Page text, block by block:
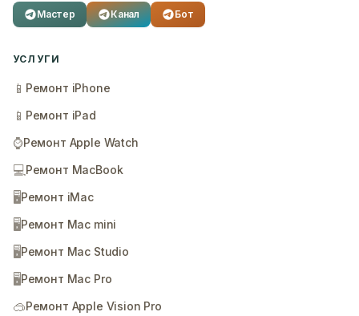
Мастер Канал Бот
УСЛУГИ
📱 Ремонт iPhone
📱 Ремонт iPad
⌚Ремонт Apple Watch
💻Ремонт MacBook
🖥️Ремонт iMac
🖥️Ремонт Mac mini
🖥️Ремонт Mac Studio
🖥️Ремонт Mac Pro
🥽Ремонт Apple Vision Pro